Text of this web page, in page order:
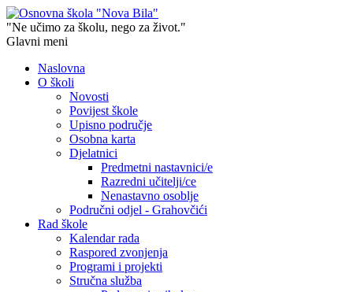
"Ne učimo za školu, nego za život."
Glavni meni
Naslovna
O školi
Novosti
Povijest škole
Upisno područje
Osobna karta
Djelatnici
Predmetni nastavnici/e
Razredni učitelji/ce
Nenastavno osoblje
Područni odjel - Grahovčići
Rad škole
Kalendar rada
Raspored zvonjenja
Programi i projekti
Stručna služba